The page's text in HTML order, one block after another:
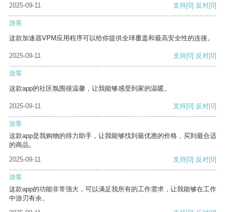
2025-09-11
支持[0] 反对[0]
游客
这款加速器VPM应用程序可以给你提供全球覆盖和最高安全性的连接。
2025-09-11 支持[0] 反对[0]
游客
这款app的社区氛围很温馨，让我能够感受到家的温暖。
2025-09-11 支持[0] 反对[0]
游客
这款app是我购物的得力助手，让我能够找到最优惠的价格，买到最合适
的商品。
2025-09-11
支持[0] 反对[0]
游客
这款app的功能非常强大，可以满足我所有的工作需求，让我能够在工作
中游刃有余。